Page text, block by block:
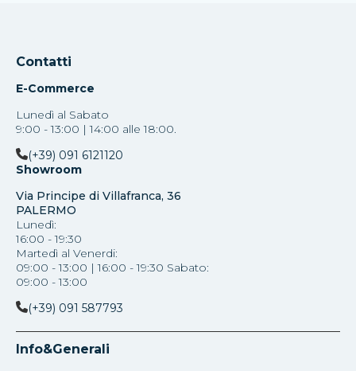
Contatti
E-Commerce
Lunedì al Sabato
9:00 - 13:00 | 14:00 alle 18:00.
(+39) 091 6121120
Showroom
Via Principe di Villafranca, 36
PALERMO
Lunedì:
16:00 - 19:30
Martedì al Venerdi:
09:00 - 13:00 | 16:00 - 19:30 Sabato:
09:00 - 13:00
(+39) 091 587793
Info&Generali